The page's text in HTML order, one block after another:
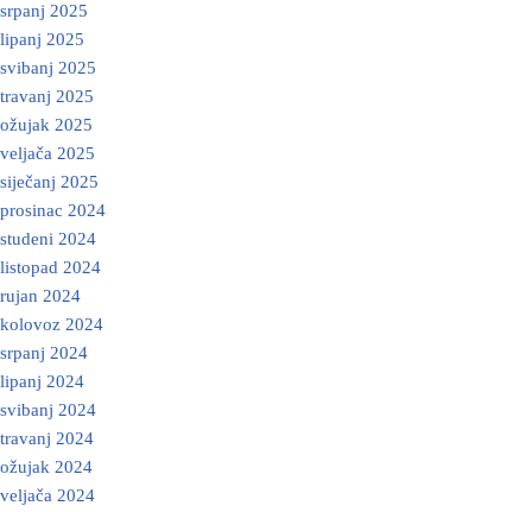
srpanj 2025
lipanj 2025
svibanj 2025
travanj 2025
ožujak 2025
veljača 2025
siječanj 2025
prosinac 2024
studeni 2024
listopad 2024
rujan 2024
kolovoz 2024
srpanj 2024
lipanj 2024
svibanj 2024
travanj 2024
ožujak 2024
veljača 2024